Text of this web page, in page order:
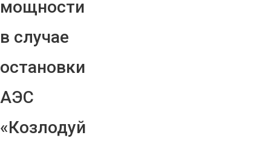
мощности
в случае
остановки
АЭС
«Козлодуй